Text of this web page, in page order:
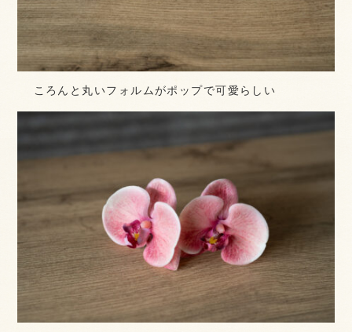
ころんと丸いフォルムがポップで可愛らしい